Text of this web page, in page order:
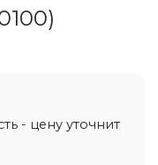
)
- цену уточнит